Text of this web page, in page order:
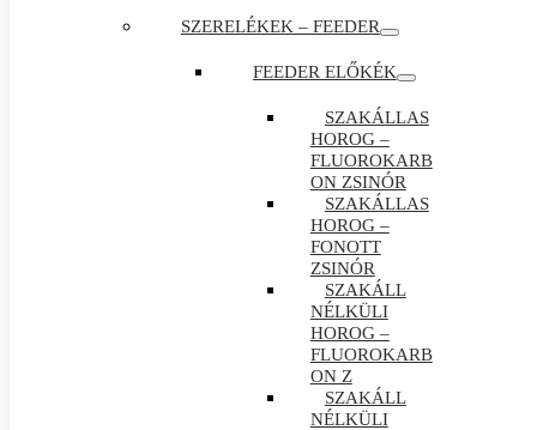
SZERELÉKEK – FEEDER
FEEDER ELŐKÉK
SZAKÁLLAS
HOROG –
FLUOROKARB
ON ZSINÓR
SZAKÁLLAS
HOROG –
FONOTT
ZSINÓR
SZAKÁLL
NÉLKÜLI
HOROG –
FLUOROKARB
ON Z
SZAKÁLL
NÉLKÜLI